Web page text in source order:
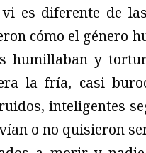
es diferente de
cómo el género
humillaban y
la fría, casi
inteligentes
o no quisieron